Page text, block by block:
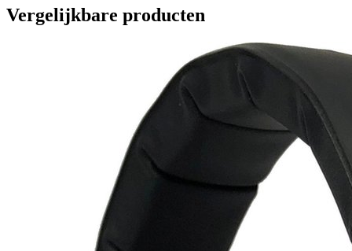
Vergelijkbare producten